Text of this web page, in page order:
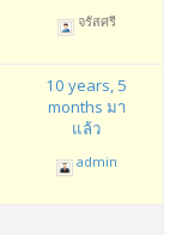
จรัสศรี
10 years, 5
months มา
แล้ว
admin